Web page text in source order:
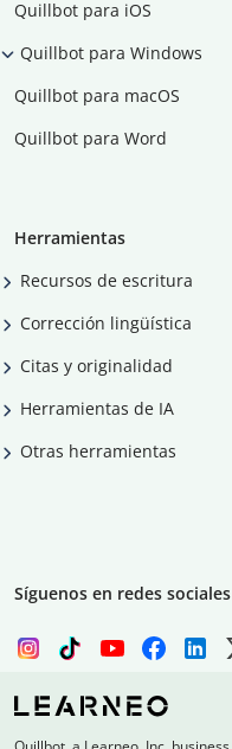
Quillbot para iOS
Quillbot para Windows
Quillbot para macOS
Quillbot para Word
Herramientas
Recursos de escritura
Corrección lingüística
Citas y originalidad
Herramientas de IA
Otras herramientas
Síguenos en redes sociales